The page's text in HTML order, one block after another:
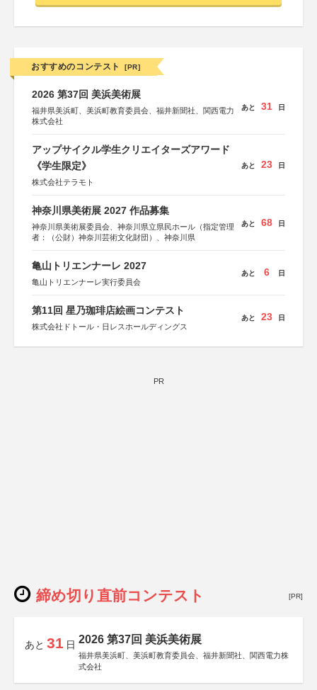
おすすめのコンテスト [PR]
2026 第37回 美浜美術展
福井県美浜町、美浜町教育委員会、福井新聞社、関西電力
株式会社
あと 31 日
アップサイクル学生クリエイターズアワード
《学生限定》
株式会社テラモト
あと 23 日
神奈川県美術展 2027 作品募集
神奈川県美術展委員会、神奈川県立県民ホール（指定管理
者：（公財）神奈川芸術文化財団）、神奈川県
あと 68 日
亀山トリエンナーレ 2027
亀山トリエンナーレ実行委員会
あと 6 日
第11回 星乃珈琲店絵画コンテスト
株式会社ドトール・日レスホールディングス
あと 23 日
PR
締め切り直前コンテスト [PR]
あと 31 日 2026 第37回 美浜美術展
福井県美浜町、美浜町教育委員会、福井新聞社、関西電力株
式会社